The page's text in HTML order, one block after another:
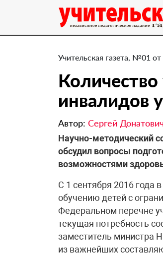
Учительская газета, №01
инвалидов
Автор: Сергей
Научно-методический
обсудил вопросы
возможностями
С 1 сентября 2016 года
обучению детей с
Федеральном перечне
текущая потребность
заместитель министра
из важнейших